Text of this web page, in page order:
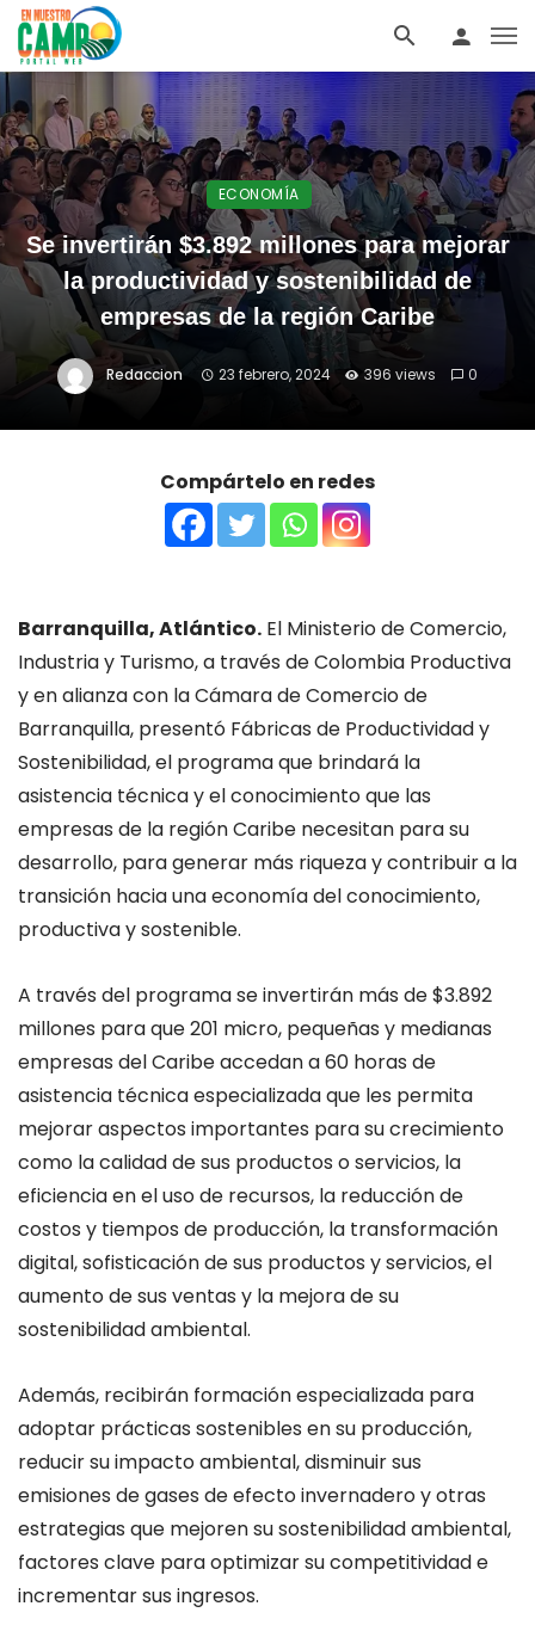
ECONOMÍA
Se invertirán $3.892 millones para mejorar
la productividad y sostenibilidad de
empresas de la región Caribe
Redaccion 23 febrero, 2024 396 views 0
Compártelo en redes
Barranquilla, Atlántico. El Ministerio de Comercio,
Industria y Turismo, a través de Colombia Productiva
y en alianza con la Cámara de Comercio de
Barranquilla, presentó Fábricas de Productividad y
Sostenibilidad, el programa que brindará la
asistencia técnica y el conocimiento que las
empresas de la región Caribe necesitan para su
desarrollo, para generar más riqueza y contribuir a la
transición hacia una economía del conocimiento,
productiva y sostenible.
A través del programa se invertirán más de $3.892
millones para que 201 micro, pequeñas y medianas
empresas del Caribe accedan a 60 horas de
asistencia técnica especializada que les permita
mejorar aspectos importantes para su crecimiento
como la calidad de sus productos o servicios, la
eficiencia en el uso de recursos, la reducción de
costos y tiempos de producción, la transformación
digital, sofisticación de sus productos y servicios, el
aumento de sus ventas y la mejora de su
sostenibilidad ambiental.
Además, recibirán formación especializada para
adoptar prácticas sostenibles en su producción,
reducir su impacto ambiental, disminuir sus
emisiones de gases de efecto invernadero y otras
estrategias que mejoren su sostenibilidad ambiental,
factores clave para optimizar su competitividad e
incrementar sus ingresos.